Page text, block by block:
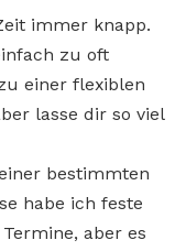
immer knapp.
zu oft
einer flexiblen
lasse dir so viel
bestimmten
habe ich feste
aber es